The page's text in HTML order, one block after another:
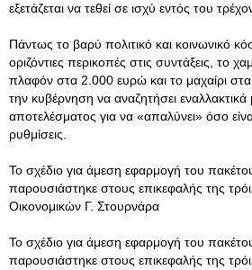
εξετάζεται να τεθεί σε ισχύ εντός του
Πάντως το βαρύ πολιτικό και κοινωνικό
οριζόντιες περικοπές στις συντάξεις, το
πλαφόν στα 2.000 ευρώ και το μαχαίρι
την κυβέρνηση να αναζητήσει
αποτελέσματος για να «απαλύνει» όσο
ρυθμίσεις.
Το σχέδιο για άμεση εφαρμογή του
παρουσιάστηκε στους επικεφαλής της
Οικονομικών Γ. Στουρνάρα
Το σχέδιο για άμεση εφαρμογή του
παρουσιάστηκε στους επικεφαλής της